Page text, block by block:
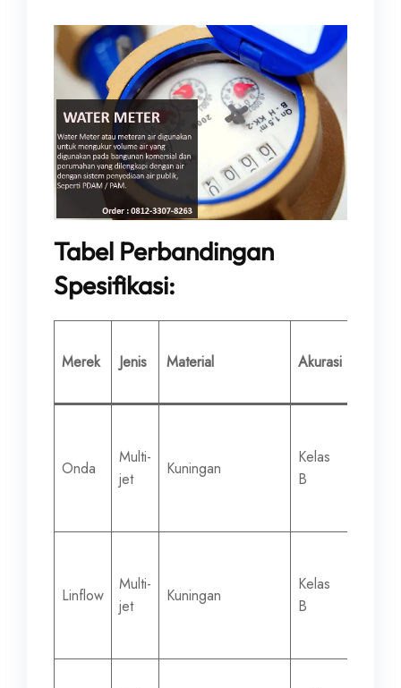
Tabel Perbandingan
Spesifikasi:
Merek Jenis Material Akurasi
Onda
Multi-
jet
Kuningan
Kelas
B
Linflow
Multi-
jet
Kuningan
Kelas
B